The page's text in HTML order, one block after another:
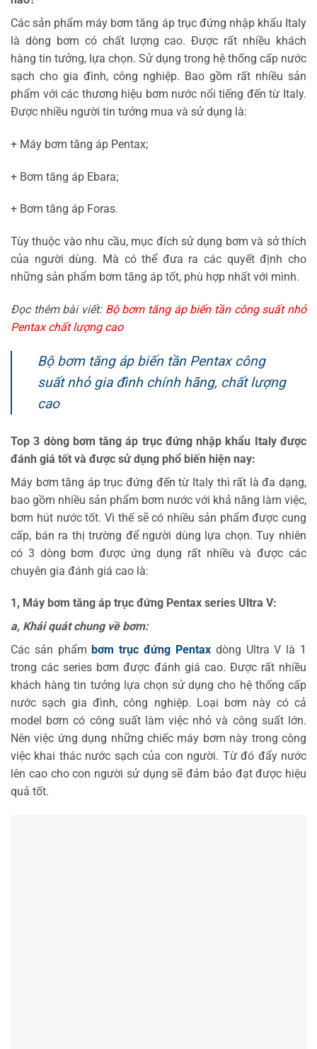
Các sản phẩm máy bơm tăng áp trục đứng nhập khẩu Italy
là dòng bơm có chất lượng cao. Được rất nhiều khách
hàng tin tưởng, lựa chọn. Sử dụng trong hệ thống cấp nước
sạch cho gia đình, công nghiệp. Bao gồm rất nhiều sản
phẩm với các thương hiệu bơm nước nổi tiếng đến từ Italy.
Được nhiều người tin tưởng mua và sử dụng là:
+ Máy bơm tăng áp Pentax;
+ Bơm tăng áp Ebara;
+ Bơm tăng áp Foras.
Tùy thuộc vào nhu cầu, mục đích sử dụng bơm và sở thích
của người dùng. Mà có thể đưa ra các quyết định cho
những sản phẩm bơm tăng áp tốt, phù hợp nhất với mình.
Đọc thêm bài viết: Bộ bơm tăng áp biến tần công suất nhỏ
Pentax chất lượng cao
Bộ bơm tăng áp biến tần Pentax công
suất nhỏ gia đình chính hãng, chất lượng
cao
Top 3 dòng bơm tăng áp trục đứng nhập khẩu Italy được
đánh giá tốt và được sử dụng phổ biến hiện nay:
Máy bơm tăng áp trục đứng đến từ Italy thì rất là đa dạng,
bao gồm nhiều sản phẩm bơm nước với khả năng làm việc,
bơm hút nước tốt. Vì thế sẽ có nhiều sản phẩm được cung
cấp, bán ra thị trường để người dùng lựa chọn. Tuy nhiên
có 3 dòng bơm được ứng dụng rất nhiều và được các
chuyên gia đánh giá cao là:
1, Máy bơm tăng áp trục đứng Pentax series Ultra V:
a, Khái quát chung về bơm:
Các sản phẩm bơm trục đứng Pentaxdòng Ultra V là 1
trong các series bơm được đánh giá cao. Được rất nhiều
khách hàng tin tưởng lựa chọn sử dụng cho hệ thống cấp
nước sạch gia đình, công nghiệp. Loại bơm này có cả
model bơm có công suất làm việc nhỏ và công suất lớn.
Nên việc ứng dụng những chiếc máy bơm này trong công
việc khai thác nước sạch của con người. Từ đó đẩy nước
lên cao cho con người sử dụng sẽ đảm bảo đạt được hiệu
quả tốt.